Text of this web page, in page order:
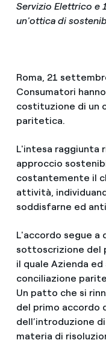
Servizio Elettrico e
un'ottica di
Roma, 21
Consumatori
costituzione di un
paritetica.
L'intesa raggiunta
approccio
costantemente il
attività,
soddisfarne ed
L'accordo segue a
sottoscrizione del
il quale Azienda
conciliazione
Un patto che si
del primo accordo
dell’introduzione
materia di